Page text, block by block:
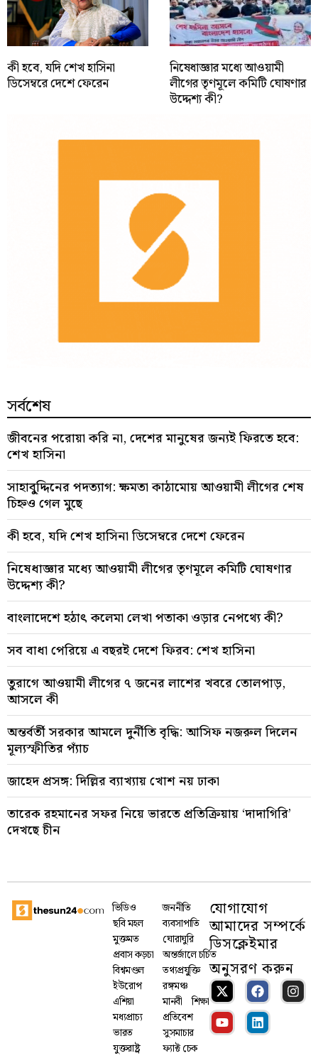
কী হবে, যদি শেখ হাসিনা
ডিসেম্বরে দেশে ফেরেন
নিষেধাজ্ঞার মধ্যে আওয়ামী
লীগের তৃণমূলে কমিটি ঘোষণার
উদ্দেশ্য কী?
সর্বশেষ
জীবনের পরোয়া করি না, দেশের মানুষের জন্যই ফিরতে হবে:
শেখ হাসিনা
সাহাবু্দ্দিনের পদত্যাগ: ক্ষমতা কাঠামোয় আওয়ামী লীগের শেষ
চিহ্নও গেল মুছে
কী হবে, যদি শেখ হাসিনা ডিসেম্বরে দেশে ফেরেন
নিষেধাজ্ঞার মধ্যে আওয়ামী লীগের তৃণমূলে কমিটি ঘোষণার
উদ্দেশ্য কী?
বাংলাদেশে হঠাৎ কলেমা লেখা পতাকা ওড়ার নেপথ্যে কী?
সব বাধা পেরিয়ে এ বছরই দেশে ফিরব: শেখ হাসিনা
তুরাগে আওয়ামী লীগের ৭ জনের লাশের খবরে তোলপাড়,
আসলে কী
অন্তর্বর্তী সরকার আমলে দুর্নীতি বৃদ্ধি: আসিফ নজরুল দিলেন
মূল্যস্ফীতির প্যাঁচ
জাহেদ প্রসঙ্গ: দিল্লির ব্যাখ্যায় খোশ নয় ঢাকা
তারেক রহমানের সফর নিয়ে ভারতে প্রতিক্রিয়ায় ‘দাদাগিরি’
দেখছে চীন
ভিডিও
ছবি মহল
মুক্তমত
প্রবাস কড়চা
বিশ্বমণ্ডল
ইউরোপ
এশিয়া
মধ্যপ্রাচ্য
ভারত
যুক্তরাষ্ট্র
জননীতি
ব্যবসাপাতি
ঘোরাঘুরি
অন্তর্জালে চর্চিত
তথ্যপ্রযু্ক্তি
রঙ্গমঞ্চ
মানবী
শিক্ষা
প্রতিবেশ
সুসমাচার
ফ্যাক্ট চেক
যোগাযোগ
আমাদের সম্পর্কে
ডিসক্লেইমার
অনুসরণ করুন